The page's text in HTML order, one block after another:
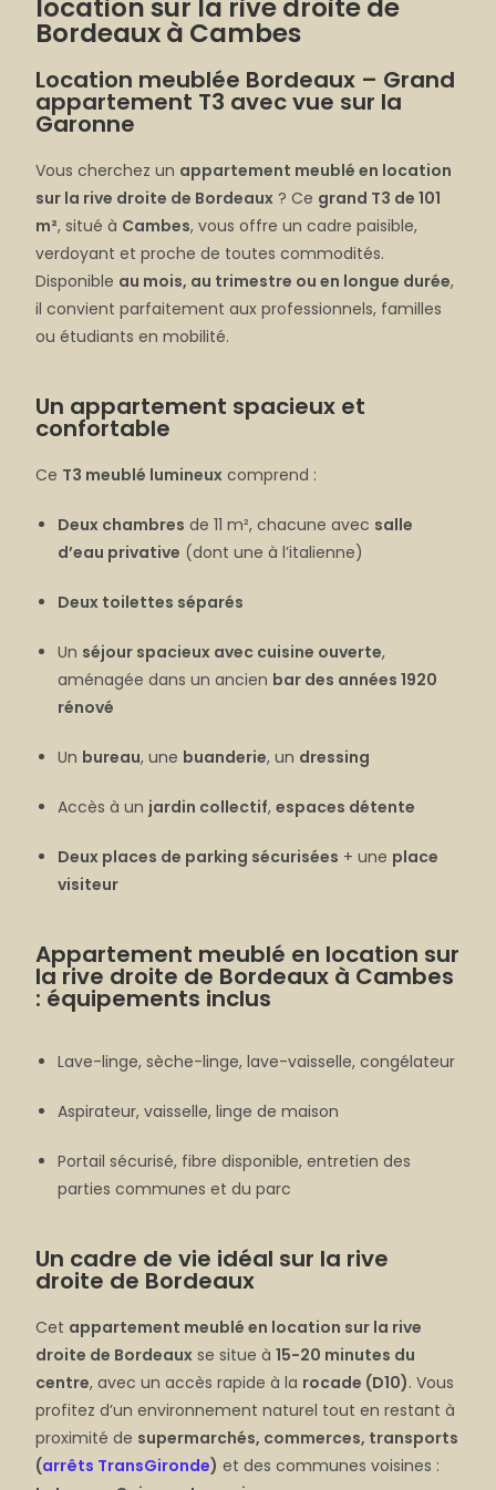
location sur la rive droite de
Bordeaux à Cambes
Location meublée Bordeaux – Grand
appartement T3 avec vue sur la
Garonne
Vous cherchez un appartement meublé en location
sur la rive droite de Bordeaux ? Ce grand T3 de 101
m², situé à Cambes, vous offre un cadre paisible,
verdoyant et proche de toutes commodités.
Disponible au mois, au trimestre ou en longue durée,
il convient parfaitement aux professionnels, familles
ou étudiants en mobilité.
Un appartement spacieux et
confortable
Ce T3 meublé lumineux comprend :
Deux chambres de 11 m², chacune avec salle
d’eau privative (dont une à l’italienne)
Deux toilettes séparés
Un séjour spacieux avec cuisine ouverte,
aménagée dans un ancien bar des années 1920
rénové
Un bureau, une buanderie, un dressing
Accès à un jardin collectif,espaces détente
Deux places de parking sécurisées + une place
visiteur
Appartement meublé en location sur
la rive droite de Bordeaux à Cambes
: équipements inclus
Lave-linge, sèche-linge, lave-vaisselle, congélateur
Aspirateur, vaisselle, linge de maison
Portail sécurisé, fibre disponible, entretien des
parties communes et du parc
Un cadre de vie idéal sur la rive
droite de Bordeaux
Cet appartement meublé en location sur la rive
droite de Bordeaux se situe à15-20 minutes du
centre, avec un accès rapide à la rocade (D10). Vous
profitez d’un environnement naturel tout en restant à
proximité de supermarchés, commerces, transports
(arrêts TransGironde) et des communes voisines :